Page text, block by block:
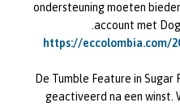
ondersteuning moeten
account met
https://eccolombia.com/
De Tumble Feature in Sugar
geactiveerd na een winst.